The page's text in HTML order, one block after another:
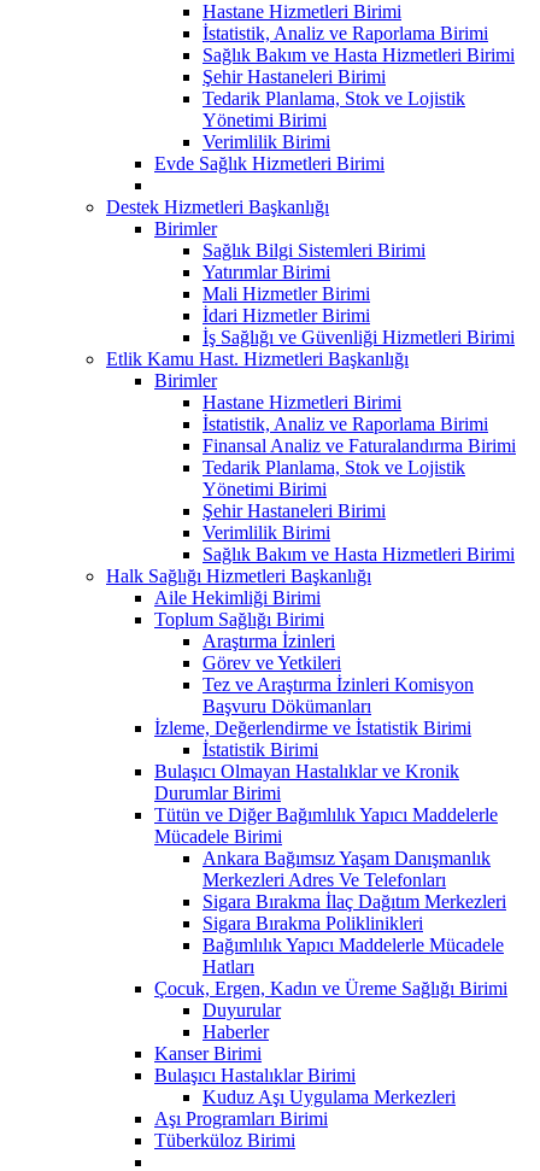
Hastane Hizmetleri Birimi
İstatistik, Analiz ve Raporlama Birimi
Sağlık Bakım ve Hasta Hizmetleri Birimi
Şehir Hastaneleri Birimi
Tedarik Planlama, Stok ve Lojistik
Yönetimi Birimi
Verimlilik Birimi
Evde Sağlık Hizmetleri Birimi
Destek Hizmetleri Başkanlığı
Birimler
Sağlık Bilgi Sistemleri Birimi
Yatırımlar Birimi
Mali Hizmetler Birimi
İdari Hizmetler Birimi
İş Sağlığı ve Güvenliği Hizmetleri Birimi
Etlik Kamu Hast. Hizmetleri Başkanlığı
Birimler
Hastane Hizmetleri Birimi
İstatistik, Analiz ve Raporlama Birimi
Finansal Analiz ve Faturalandırma Birimi
Tedarik Planlama, Stok ve Lojistik
Yönetimi Birimi
Şehir Hastaneleri Birimi
Verimlilik Birimi
Sağlık Bakım ve Hasta Hizmetleri Birimi
Halk Sağlığı Hizmetleri Başkanlığı
Aile Hekimliği Birimi
Toplum Sağlığı Birimi
Araştırma İzinleri
Görev ve Yetkileri
Tez ve Araştırma İzinleri Komisyon
Başvuru Dökümanları
İzleme, Değerlendirme ve İstatistik Birimi
İstatistik Birimi
Bulaşıcı Olmayan Hastalıklar ve Kronik
Durumlar Birimi
Tütün ve Diğer Bağımlılık Yapıcı Maddelerle
Mücadele Birimi
Ankara Bağımsız Yaşam Danışmanlık
Merkezleri Adres Ve Telefonları
Sigara Bırakma İlaç Dağıtım Merkezleri
Sigara Bırakma Poliklinikleri
Bağımlılık Yapıcı Maddelerle Mücadele
Hatları
Çocuk, Ergen, Kadın ve Üreme Sağlığı Birimi
Duyurular
Haberler
Kanser Birimi
Bulaşıcı Hastalıklar Birimi
Kuduz Aşı Uygulama Merkezleri
Aşı Programları Birimi
Tüberküloz Birimi